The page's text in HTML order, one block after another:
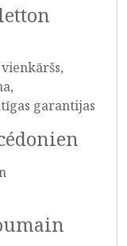
garantijas